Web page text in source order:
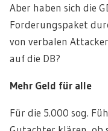
Aber haben sich die
Forderungspaket
von verbalen
auf die DB?
Mehr Geld für alle
Für die 5.000 sog.